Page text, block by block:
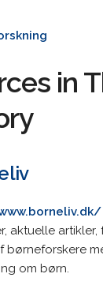
in
aktuelle
børneforskere
om børn.